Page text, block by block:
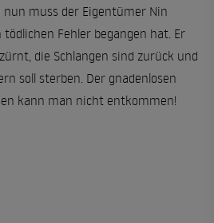
nun muss der Eigentümer Nin
Fehler begangen hat. Er
die Schlangen sind zurück und
soll sterben. Der gnadenlosen
kann man nicht entkommen!